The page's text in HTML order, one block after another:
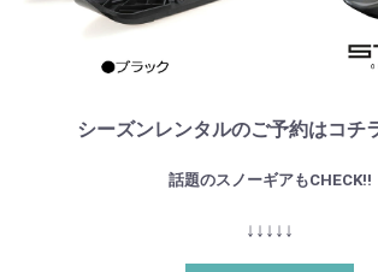
シーズンレンタルのご予約はコチ
話題のスノーギアもCHECK!!
↓↓↓↓↓